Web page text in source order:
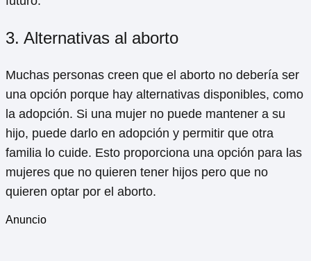
3. Alternativas al aborto
Muchas personas creen que el aborto no debería ser
una opción porque hay alternativas disponibles, como
la adopción. Si una mujer no puede mantener a su
hijo, puede darlo en adopción y permitir que otra
familia lo cuide. Esto proporciona una opción para las
mujeres que no quieren tener hijos pero que no
quieren optar por el aborto.
Anuncio